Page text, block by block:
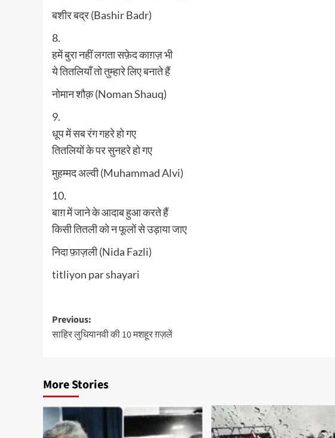
बशीर बद्र (Bashir Badr)
8.
हमें बुरा नहीं लगता सफ़ेद काग़ज़ भी
ये तितलियाँ तो तुम्हारे लिए बनाते हैं
नोमान शौक़ (Noman Shauq)
9.
धूप में सब रंग गहरे हो गए
तितलियों के पर सुनहरे हो गए
मुहम्मद अल्वी (Muhammad Alvi)
10.
बाग़ में जाने के आदाब हुआ करते हैं
किसी तितली को न फूलों से उड़ाया जाए
निदा फ़ाज़ली (Nida Fazli)
titliyon par shayari
Post
navigation
Previous:
साहिर लुधियानवी की 10 मशहूर ग़ज़लें
More Stories